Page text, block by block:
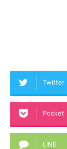
Twitter
Pocket
LINE